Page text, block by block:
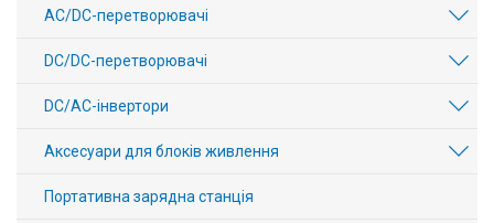
AC/DC-перетворювачі
DC/DC-перетворювачі
DC/AC-інвертори
Аксесуари для блоків живлення
Портативна зарядна станція